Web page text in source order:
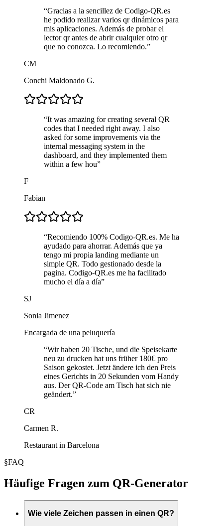
“Gracias a la sencillez de Codigo-QR.es
he podido realizar varios qr dinámicos para
mis aplicaciones. Además de probar el
lector qr antes de abrir cualquier otro qr
que no conozca. Lo recomiendo.”
CM
Conchi Maldonado G.
“It was amazing for creating several QR
codes that I needed right away. I also
asked for some improvements via the
internal messaging system in the
dashboard, and they implemented them
within a few hou”
F
Fabian
“Recomiendo 100% Codigo-QR.es. Me ha
ayudado para ahorrar. Además que ya
tengo mi propia landing mediante un
simple QR. Todo gestionado desde la
pagina. Codigo-QR.es me ha facilitado
mucho el día a día”
SJ
Sonia Jimenez
Encargada de una peluquería
“Wir haben 20 Tische, und die Speisekarte
neu zu drucken hat uns früher 180€ pro
Saison gekostet. Jetzt ändere ich den Preis
eines Gerichts in 20 Sekunden vom Handy
aus. Der QR-Code am Tisch hat sich nie
geändert.”
CR
Carmen R.
Restaurant in Barcelona
§FAQ
Häufige Fragen zum QR-Generator
Wie viele Zeichen passen in einen QR?